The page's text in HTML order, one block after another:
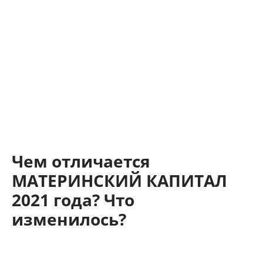
Чем отличается
МАТЕРИНСКИЙ КАПИТАЛ
2021 года? Что
изменилось?